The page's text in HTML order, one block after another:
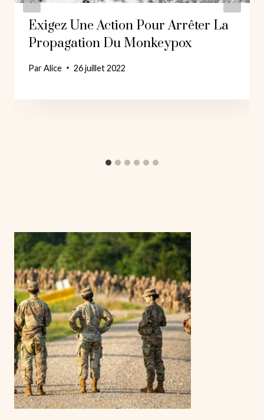
Exigez Une Action Pour Arrêter La
Propagation Du Monkeypox
ParAlice 26 juillet 2022